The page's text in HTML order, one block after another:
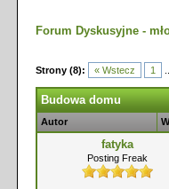
Forum Dyskusyjne -
Strony (8): « Wstecz 1
Budowa domu
Autor
fatyka
Posting Freak